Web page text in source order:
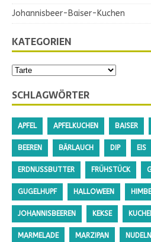
Johannisbeer-Baiser-Kuchen
KATEGORIEN
SCHLAGWÖRTER
APFEL APFELKUCHEN BAISER
BEEREN BÄRLAUCH DIP EIS
ERDNUSSBUTTER FRÜHSTÜCK
GUGELHUPF HALLOWEEN
JOHANNISBEEREN KEKSE
MARMELADE MARZIPAN NUDELN